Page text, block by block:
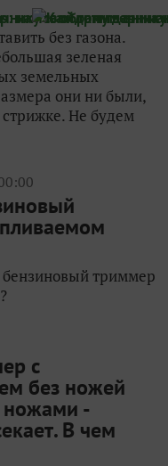
без газона.
зеленая
земельных
они ни были,
Не будем
триммер
с
без ножей
ножами -
В чем